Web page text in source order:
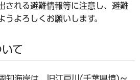
される避難情報等に注意し、避難
よろしくお願いします。
て